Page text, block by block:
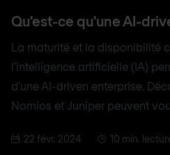
Qu'est-ce qu'une AI-
La maturité et la disponibilité
l'intelligence artificielle (IA)
d'une AI-driven enterprise.
Nomios et Juniper peuvent
22 févr. 2024 10 min.